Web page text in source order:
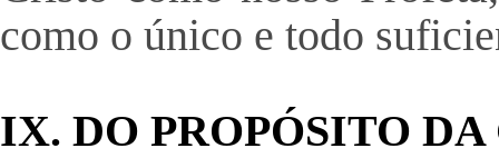
como o único e todo
IX. DO PROPÓSITO